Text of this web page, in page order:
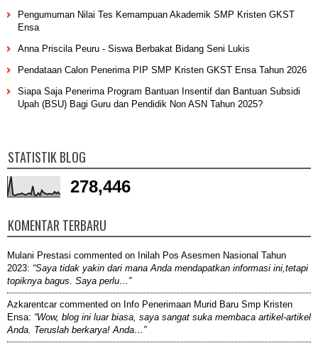
Pengumuman Nilai Tes Kemampuan Akademik SMP Kristen GKST
Ensa
Anna Priscila Peuru - Siswa Berbakat Bidang Seni Lukis
Pendataan Calon Penerima PIP SMP Kristen GKST Ensa Tahun 2026
Siapa Saja Penerima Program Bantuan Insentif dan Bantuan Subsidi
Upah (BSU) Bagi Guru dan Pendidik Non ASN Tahun 2025?
STATISTIK BLOG
278,446
KOMENTAR TERBARU
Mulani Prestasi commented on Inilah Pos Asesmen Nasional Tahun
2023: “Saya tidak yakin dari mana Anda mendapatkan informasi ini,tetapi
topiknya bagus. Saya perlu…”
Azkarentcarcommented on Info Penerimaan Murid Baru Smp Kristen
Ensa: “Wow, blog ini luar biasa, saya sangat suka membaca artikel-artikel
Anda. Teruslah berkarya! Anda…”